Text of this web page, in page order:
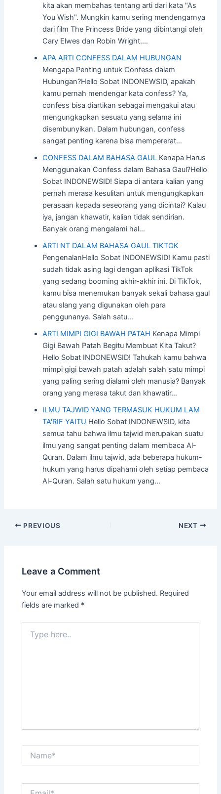
kita akan membahas tentang arti dari kata "As
You Wish". Mungkin kamu sering mendengarnya
dari film The Princess Bride yang dibintangi oleh
Cary Elwes dan Robin Wright.…
APA ARTI CONFESS DALAM HUBUNGAN
Mengapa Penting untuk Confess dalam
Hubungan?Hello Sobat INDONEWSID, apakah
kamu pernah mendengar kata confess? Ya,
confess bisa diartikan sebagai mengakui atau
mengungkapkan sesuatu yang selama ini
disembunyikan. Dalam hubungan, confess
sangat penting karena bisa mempererat…
CONFESS DALAM BAHASA GAUL Kenapa Harus
Menggunakan Confess dalam Bahasa Gaul?Hello
Sobat INDONEWSID! Siapa di antara kalian yang
pernah merasa kesulitan untuk mengungkapkan
perasaan kepada seseorang yang dicintai? Kalau
iya, jangan khawatir, kalian tidak sendirian.
Banyak orang mengalami hal…
ARTI NT DALAM BAHASA GAUL TIKTOK
PengenalanHello Sobat INDONEWSID! Kamu pasti
sudah tidak asing lagi dengan aplikasi TikTok
yang sedang booming akhir-akhir ini. Di TikTok,
kamu bisa menemukan banyak sekali bahasa gaul
atau slang yang digunakan oleh para
penggunanya. Salah satu…
ARTI MIMPI GIGI BAWAH PATAH Kenapa Mimpi
Gigi Bawah Patah Begitu Membuat Kita Takut?
Hello Sobat INDONEWSID! Tahukah kamu bahwa
mimpi gigi bawah patah adalah salah satu mimpi
yang paling sering dialami oleh manusia? Banyak
orang yang merasa takut dan khawatir…
ILMU TAJWID YANG TERMASUK HUKUM LAM
TA'RIF YAITU Hello Sobat INDONEWSID, kita
semua tahu bahwa ilmu tajwid merupakan suatu
ilmu yang sangat penting dalam membaca Al-
Quran. Dalam ilmu tajwid, ada beberapa hukum-
hukum yang harus dipahami oleh setiap pembaca
Al-Quran. Salah satu hukum yang…
Post
PREVIOUS NEXT
Leave a Comment
Your email address will not be published. Required
fields are marked *
here..